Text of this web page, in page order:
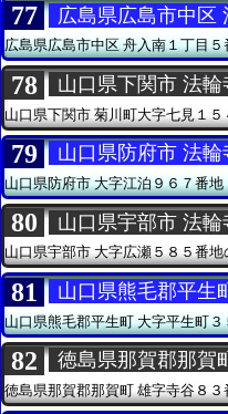
77 広島県広島市中区
広島県広島市中区舟入南１丁目５
78 山口県下関市 法輪
山口県下関市 菊川町大字七見１５
79 山口県防府市 法輪
山口県防府市大字江泊９６７番地
80 山口県宇部市 法輪
山口県宇部市大字広瀬５８５番地
81 山口県熊毛郡平生
山口県熊毛郡平生町大字平生町３
82 徳島県那賀郡那賀
徳島県那賀郡那賀町 雄字寺谷８３